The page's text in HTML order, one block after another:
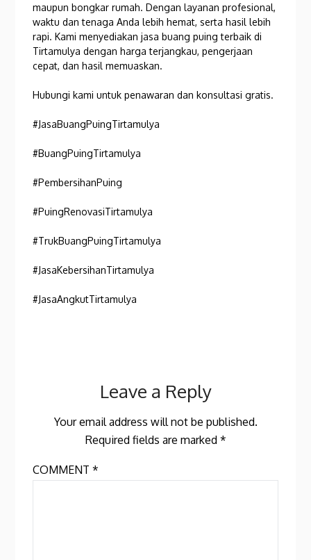
maupun bongkar rumah. Dengan layanan profesional,
waktu dan tenaga Anda lebih hemat, serta hasil lebih
rapi. Kami menyediakan jasa buang puing terbaik di
Tirtamulya dengan harga terjangkau, pengerjaan
cepat, dan hasil memuaskan.
Hubungi kami untuk penawaran dan konsultasi gratis.
#JasaBuangPuingTirtamulya
#BuangPuingTirtamulya
#PembersihanPuing
#PuingRenovasiTirtamulya
#TrukBuangPuingTirtamulya
#JasaKebersihanTirtamulya
#JasaAngkutTirtamulya
Leave a Reply
Your email address will not be published.
Required fields are marked *
COMMENT*